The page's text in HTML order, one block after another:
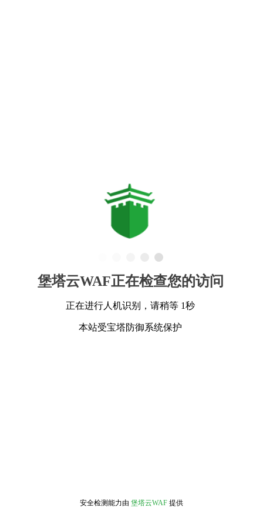
堡塔云WAF正在检查您的访问
正在进行人机识别，请稍等 1秒
本站受宝塔防御系统保护
安全检测能力由 堡塔云WAF 提供